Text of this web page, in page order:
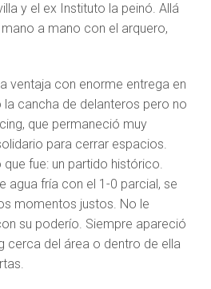
y el ex Instituto la peinó. Allá
a mano con el arquero,
ventaja con enorme entrega en
la cancha de delanteros pero no
que permaneció muy
para cerrar espacios.
fue: un partido histórico.
agua fría con el 1-0 parcial, se
momentos justos. No le
su poderío. Siempre apareció
cerca del área o dentro de ella